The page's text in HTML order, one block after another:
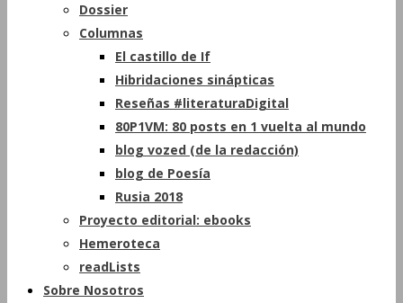
Dossier
Columnas
El castillo de If
Hibridaciones sinápticas
Reseñas #literaturaDigital
80P1VM: 80 posts en 1 vuelta al mundo
blog vozed (de la redacción)
blog de Poesía
Rusia 2018
Proyecto editorial: ebooks
Hemeroteca
readLists
Sobre Nosotros